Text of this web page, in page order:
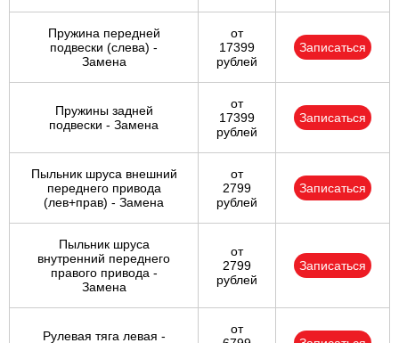
Пружина передней
подвески (слева) -
Замена
от
17399
рублей
Записаться
Пружины задней
подвески - Замена
от
17399
рублей
Записаться
Пыльник шруса внешний
переднего привода
(лев+прав) - Замена
от
2799
рублей
Записаться
Пыльник шруса
внутренний переднего
правого привода -
Замена
от
2799
рублей
Записаться
Рулевая тяга левая -
от